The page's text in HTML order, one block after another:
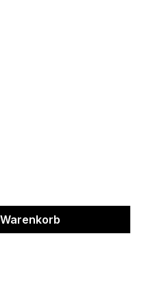
Wert